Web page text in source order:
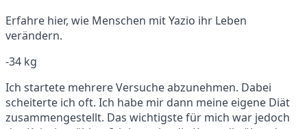
Erfahre hier, wie Menschen mit Yazio ihr Leben
verändern.
-34 kg
Ich startete mehrere Versuche abzunehmen. Dabei
scheiterte ich oft. Ich habe mir dann meine eigene Diät
zusammengestellt. Das wichtigste für mich war jedoch